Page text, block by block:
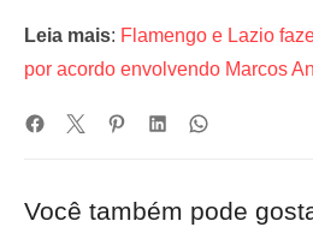
Leia mais: Flamengo e Lazio
por acordo envolvendo Marcos
Você também pode